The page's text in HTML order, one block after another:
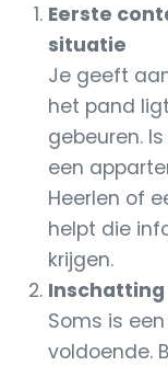
Eerste
situatie
Je geeft
het pand
gebeuren.
een
Heerlen of
helpt die
krijgen.
Soms is
voldoende.